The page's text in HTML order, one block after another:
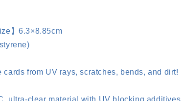
】6.3×8.85cm
cards from UV rays, scratches, bends, and dirt!
ultra-clear material with UV blocking additives.